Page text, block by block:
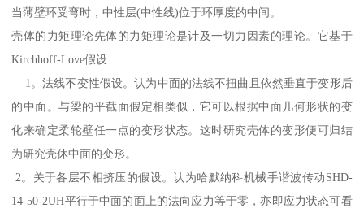
当薄壁环受弯时，中性层(中性线)位于环厚度的中间。
壳体的力矩理论先体的力矩理论是计及一切力因素的理论。它基于
Kirchhoff-Love假设:
1。法线不变性假设。认为中面的法线不扭曲且依然垂直于变形后
的中面。与梁的平截面假定相类似，它可以根据中面几何形状的变
化来确定柔轮壁任一点的变形状态。这时研究壳体的变形便可归结
为研究壳休中面的变形。
2。关于各层不相挤压的假设。认为哈默纳科机械手谐波传动SHD-
14-50-2UH平行于中面的面上的法向应力等于零，亦即应力状态可看